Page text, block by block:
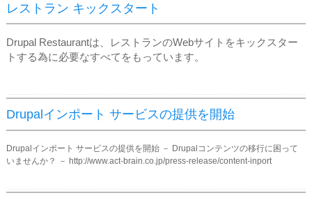
レストラン キックスタート
Drupal Restaurantは、レストランのWebサイトをキックスター
トする為に必要なすべてをもっています。
Drupalインポート サービスの提供を開始
Drupalインポート サービスの提供を開始 － Drupalコンテンツの移行に困って
いませんか？ － http://www.act-brain.co.jp/press-release/content-inport